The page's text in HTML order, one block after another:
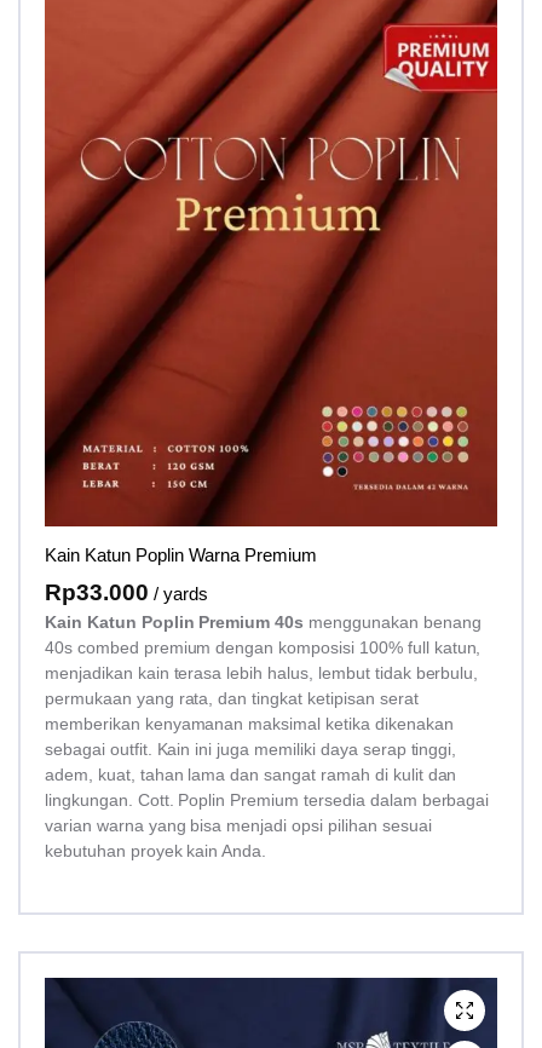
Kain Katun Poplin Warna Premium
Rp33.000 / yards
Kain Katun Poplin Premium 40s menggunakan benang
40s combed premium dengan komposisi 100% full katun,
menjadikan kain terasa lebih halus, lembut tidak berbulu,
permukaan yang rata, dan tingkat ketipisan serat
memberikan kenyamanan maksimal ketika dikenakan
sebagai outfit. Kain ini juga memiliki daya serap tinggi,
adem, kuat, tahan lama dan sangat ramah di kulit dan
lingkungan. Cott. Poplin Premium tersedia dalam berbagai
varian warna yang bisa menjadi opsi pilihan sesuai
kebutuhan proyek kain Anda.